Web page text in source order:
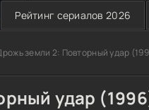
Рейтинг сериалов 2026
земли 2: Повторный удар
удар